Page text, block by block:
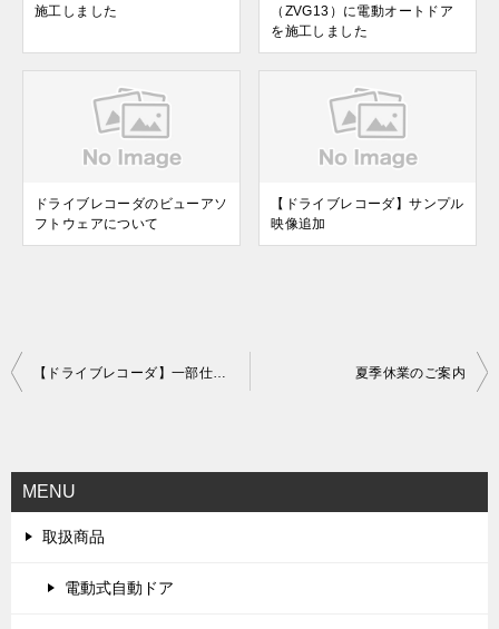
施工しました
（ZVG13）に電動オートドア
を施工しました
ドライブレコーダのビューアソ
フトウェアについて
【ドライブレコーダ】サンプル
映像追加
投
ビ
ゲ
ー
【ドライブレコーダ】一部仕様変更 夏季休業のご案内
MENU
取扱商品
電動式自動ドア